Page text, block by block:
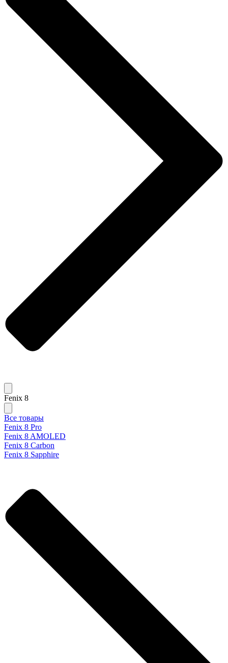
Fenix 8
Все товары
Fenix 8 Pro
Fenix 8 AMOLED
Fenix 8 Carbon
Fenix 8 Sapphire